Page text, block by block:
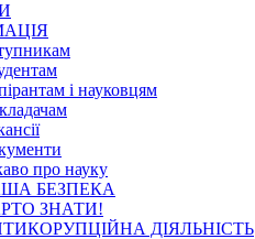
і науковцям
про науку
БЕЗПЕКА
ЗНАТИ!
ДІЯЛЬНІСТЬ